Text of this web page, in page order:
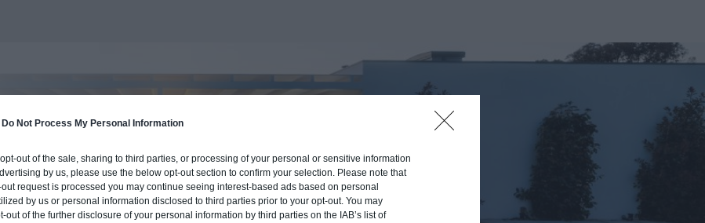
Do Not Process My Personal Information
out of the sale, sharing to third parties, or processing of your personal or sensitive information
by us, please use the below opt-out section to confirm your selection. Please note that
request is processed you may continue seeing interest-based ads based on personal
by us or personal information disclosed to third parties prior to your opt-out. You may
out of the further disclosure of your personal information by third parties on the IAB’s list of